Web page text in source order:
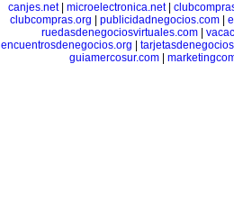
canjes.net| microelectronica.net|
clubcompras.org
publicidadnegocios.com
ruedasdenegociosvirtuales.com|
encuentrosdenegocios.org
guiamercosur.com